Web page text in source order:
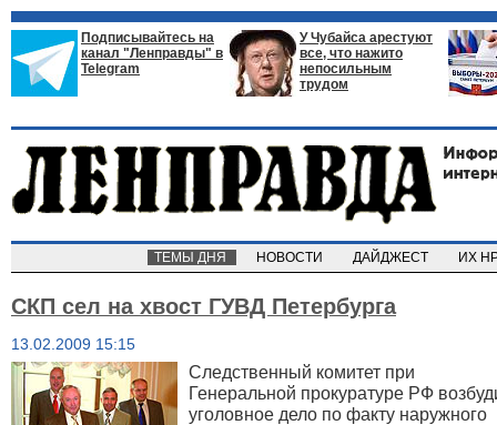
Подписывайтесь на
канал "Ленправды" в
Telegram
У Чубайса арестуют
все, что нажито
непосильным
трудом
ТЕМЫ ДНЯ НОВОСТИ ДАЙДЖЕСТ ИХ
СКП сел на хвост ГУВД Петербурга
13.02.2009 15:15
Следственный комитет при
Генеральной прокуратуре РФ
уголовное дело по факту наружного